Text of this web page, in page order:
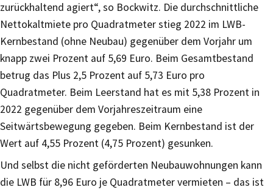
zurückhaltend agiert“, so Bockwitz. Die durchschnittliche
Nettokaltmiete pro Quadratmeter stieg 2022 im LWB-
Kernbestand (ohne Neubau) gegenüber dem Vorjahr um
knapp zwei Prozent auf 5,69 Euro. Beim Gesamtbestand
betrug das Plus 2,5 Prozent auf 5,73 Euro pro
Quadratmeter. Beim Leerstand hat es mit 5,38 Prozent in
2022 gegenüber dem Vorjahreszeitraum eine
Seitwärtsbewegung gegeben. Beim Kernbestand ist der
Wert auf 4,55 Prozent (4,75 Prozent) gesunken.
Und selbst die nicht geförderten Neubauwohnungen kann
die LWB für 8,96 Euro je Quadratmeter vermieten – das ist